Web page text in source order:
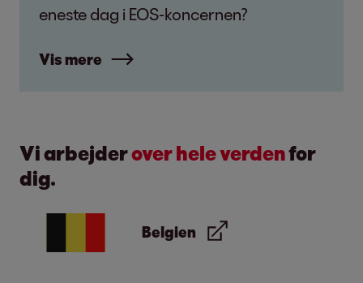
eneste dag i EOS-koncernen?
Vis mere
Vi arbejderover hele verdenfor
dig.
Belgien